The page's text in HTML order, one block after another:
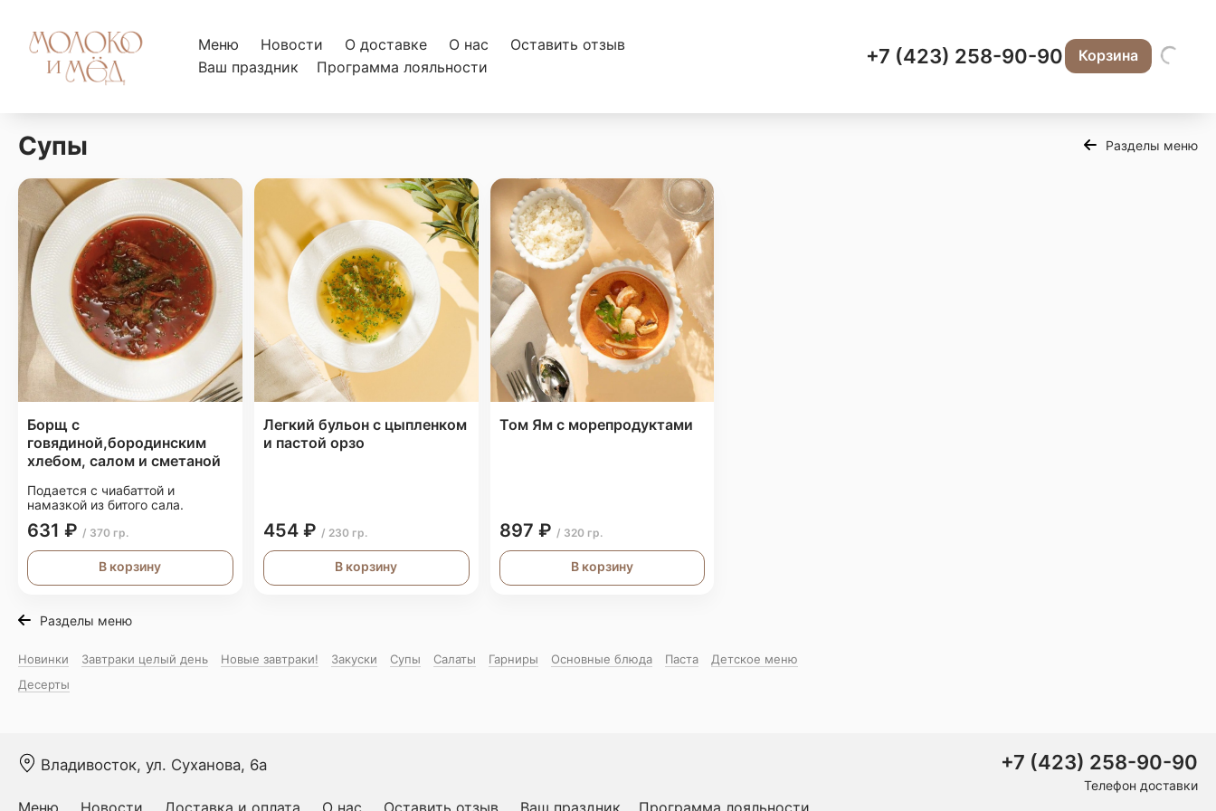
Меню Новости О доставке О нас
Оставить отзыв
Ваш праздник
Программа лояльности +7 (423) 258-90-90 Корзина
Супы Разделы меню
Борщ с
говядиной,бородинским
хлебом, салом и сметаной
Подается с чиабаттой и
намазкой из битого сала.
631 ₽ / 370 гр.
В корзину
Легкий бульон с цыпленком
и пастой орзо
454 ₽ / 230 гр.
В корзину
Том Ям с морепродуктами
897 ₽ / 320 гр.
В корзину
Разделы меню
Новинки Завтраки целый день Новые завтраки! Закуски Супы Салаты Гарниры Основные блюда Паста
Детское меню
Десерты
Владивосток, ул. Суханова, 6а +7 (423) 258-90-90
Телефон доставки